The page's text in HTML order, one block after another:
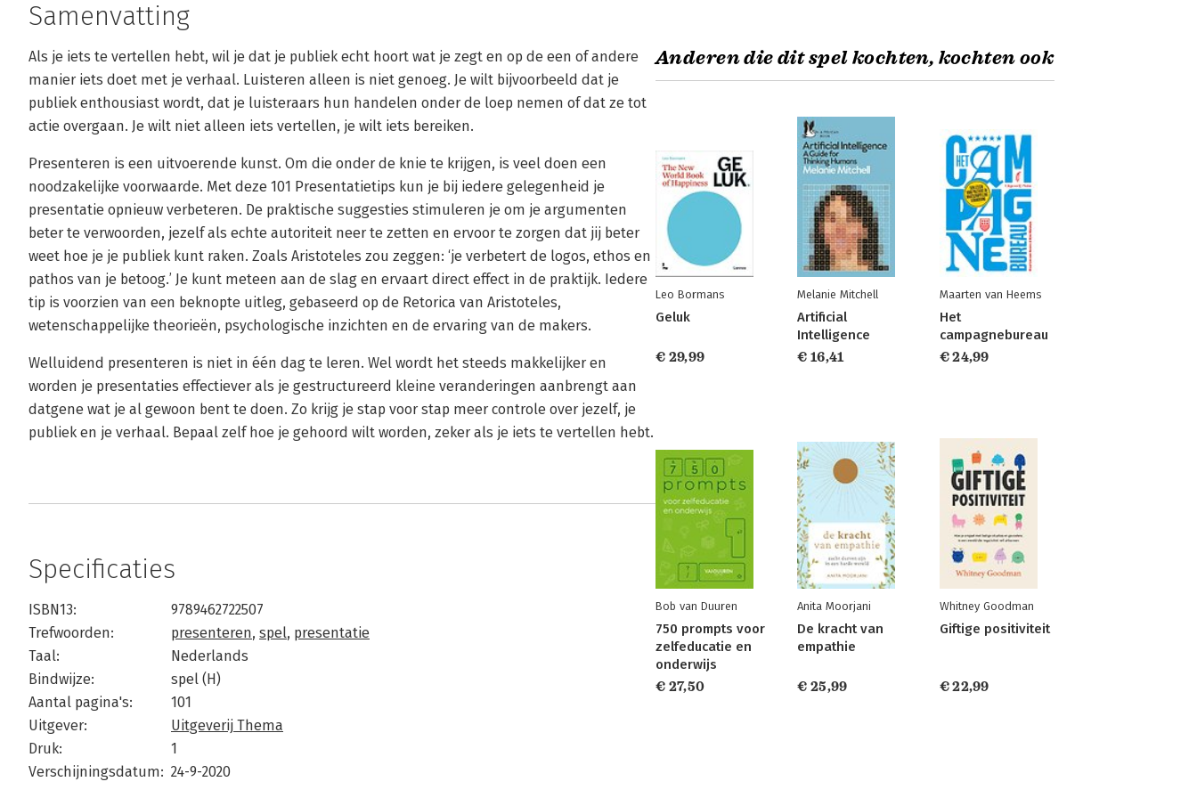
Samenvatting
Als je iets te vertellen hebt, wil je dat je publiek echt hoort wat je zegt en op de een of andere
manier iets doet met je verhaal. Luisteren alleen is niet genoeg. Je wilt bijvoorbeeld dat je
publiek enthousiast wordt, dat je luisteraars hun handelen onder de loep nemen of dat ze tot
actie overgaan. Je wilt niet alleen iets vertellen, je wilt iets bereiken.
Presenteren is een uitvoerende kunst. Om die onder de knie te krijgen, is veel doen een
noodzakelijke voorwaarde. Met deze 101 Presentatietips kun je bij iedere gelegenheid je
presentatie opnieuw verbeteren. De praktische suggesties stimuleren je om je argumenten
beter te verwoorden, jezelf als echte autoriteit neer te zetten en ervoor te zorgen dat jij beter
weet hoe je je publiek kunt raken. Zoals Aristoteles zou zeggen: ‘je verbetert de logos, ethos en
pathos van je betoog.’ Je kunt meteen aan de slag en ervaart direct effect in de praktijk. Iedere
tip is voorzien van een beknopte uitleg, gebaseerd op de Retorica van Aristoteles,
wetenschappelijke theorieën, psychologische inzichten en de ervaring van de makers.
Welluidend presenteren is niet in één dag te leren. Wel wordt het steeds makkelijker en
worden je presentaties effectiever als je gestructureerd kleine veranderingen aanbrengt aan
datgene wat je al gewoon bent te doen. Zo krijg je stap voor stap meer controle over jezelf, je
publiek en je verhaal. Bepaal zelf hoe je gehoord wilt worden, zeker als je iets te vertellen hebt.
Specificaties
ISBN13:
9789462722507
Trefwoorden:
presenteren, spel, presentatie
Taal:
Nederlands
Bindwijze:
spel (H)
Aantal pagina's:
101
Uitgever:
Uitgeverij Thema
Druk:
1
Verschijningsdatum: 24-9-2020
Anderen die dit spel kochten, kochten ook
Leo Bormans
Geluk
€ 29,99
Melanie Mitchell
Artificial
Intelligence
€ 16,41
Maarten van Heems
Het
campagnebureau
€ 24,99
Bob van Duuren
750 prompts voor
zelfeducatie en
onderwijs
€ 27,50
Anita Moorjani
De kracht van
empathie
€ 25,99
Whitney Goodman
Giftige positiviteit
€ 22,99